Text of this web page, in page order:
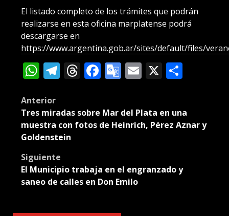
El listado completo de los trámites que podrán
realizarse en esta oficina marplatense podrá
descargarse en
https://www.argentina.gob.ar/sites/default/files/
WhatsApp
Telegram
Threads
Facebook
Google
Email
X
Post
navigation
Anterior
Tres miradas sobre Mar del Plata en una
muestra con fotos de Heinrich, Pérez Aznar y
Goldenstein
Siguiente
El Municipio trabaja en el engranzado y
saneo de calles en Don Emilo